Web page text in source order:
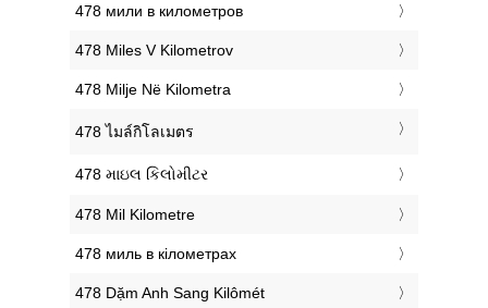
‎478 мили в километров
‎478 Miles V Kilometrov
‎478 Milje Në Kilometra
‎478 ไมล์กิโลเมตร
‎478 માઇલ કિલોમીટર
‎478 Mil Kilometre
‎478 миль в кілометрах
‎478 Dặm Anh Sang Kilômét